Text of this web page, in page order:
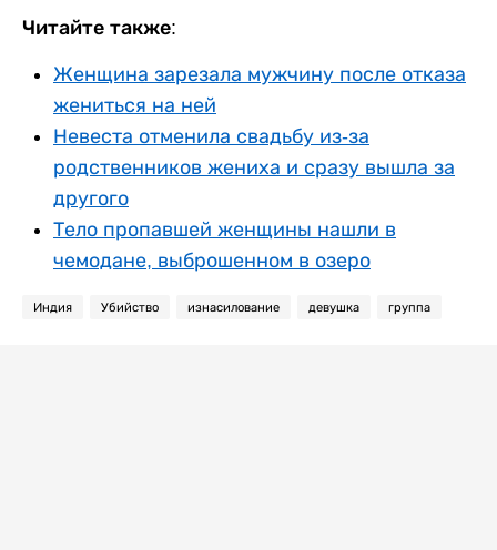
Читайте также:
Женщина зарезала мужчину после отказа
жениться на ней
Невеста отменила свадьбу из-за
родственников жениха и сразу вышла за
другого
Тело пропавшей женщины нашли в
чемодане, выброшенном в озеро
Индия Убийство изнасилование девушка группа